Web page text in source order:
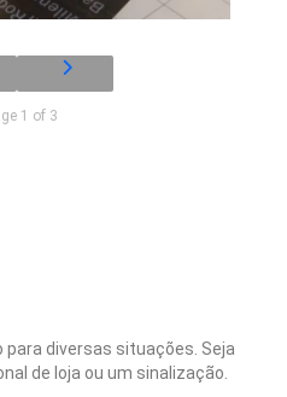
1 of 3
para diversas situações. Seja
de loja ou um sinalização.